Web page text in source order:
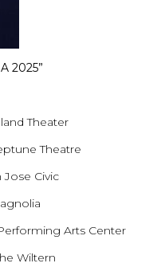
2025”
Theater
Theatre
Jose Civic
Arts Center
Wiltern